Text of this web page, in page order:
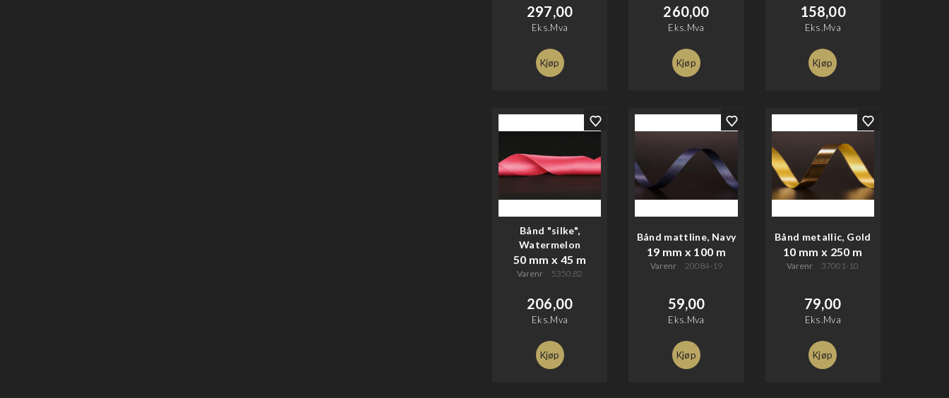
297,00
Eks.Mva
Kjøp
260,00
Eks.Mva
Kjøp
158,00
Eks.Mva
Kjøp
Bånd "silke",
Watermelon
50 mm x 45 m
Varenr 5350.82
206,00
Eks.Mva
Kjøp
Bånd mattline, Navy
19 mm x 100 m
Varenr 20084-19
59,00
Eks.Mva
Kjøp
Bånd metallic, Gold
10 mm x 250 m
Varenr 37001-10
79,00
Eks.Mva
Kjøp